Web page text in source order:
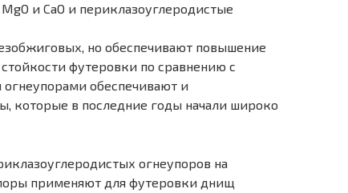
и СаО и периклазоуглеродистые
но обеспечивают повышение
футеровки по сравнению с
обеспечивают и
которые в последние годы начали широко
огнеупоров на
применяют для футеровки днищ